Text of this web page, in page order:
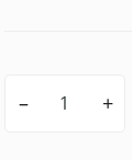
– +